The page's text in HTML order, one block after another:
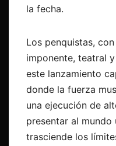
la fecha.
Los penquistas,
imponente, teatral
este lanzamiento
donde la fuerza
una ejecución de
presentar al
trasciende los